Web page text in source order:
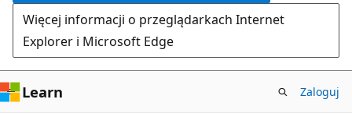
Więcej informacji o przeglądarkach Internet
Explorer i Microsoft Edge
Learn Zaloguj